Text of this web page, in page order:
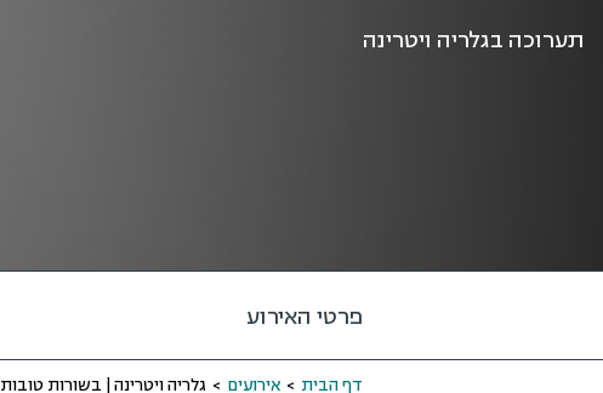
תערוכה בגלריה ויטרינה
פרטי האירוע
דף הבית > אירועים > גלריה ויטרינה | בשורות טובות